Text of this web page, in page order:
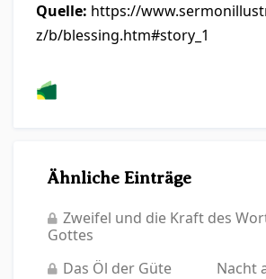
Quelle: https://
z/b/blessing.htm#story_1
Ähnliche Einträge
Zweifel und die Kraft des
Gottes
Das Öl der Güte
Nacht